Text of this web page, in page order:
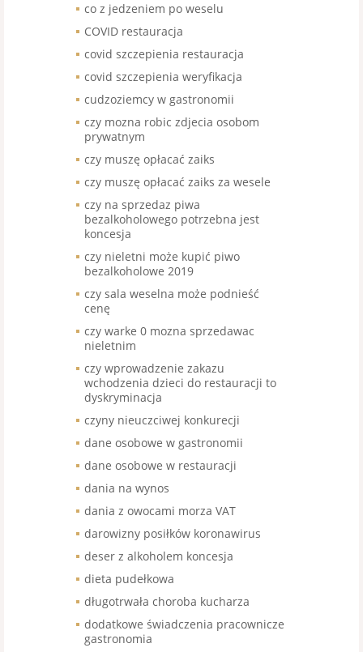
co z jedzeniem po weselu
COVID restauracja
covid szczepienia restauracja
covid szczepienia weryfikacja
cudzoziemcy w gastronomii
czy mozna robic zdjecia osobom
prywatnym
czy muszę opłacać zaiks
czy muszę opłacać zaiks za wesele
czy na sprzedaz piwa
bezalkoholowego potrzebna jest
koncesja
czy nieletni może kupić piwo
bezalkoholowe 2019
czy sala weselna może podnieść
cenę
czy warke 0 mozna sprzedawac
nieletnim
czy wprowadzenie zakazu
wchodzenia dzieci do restauracji to
dyskryminacja
czyny nieuczciwej konkurecji
dane osobowe w gastronomii
dane osobowe w restauracji
dania na wynos
dania z owocami morza VAT
darowizny posiłków koronawirus
deser z alkoholem koncesja
dieta pudełkowa
długotrwała choroba kucharza
dodatkowe świadczenia pracownicze
gastronomia